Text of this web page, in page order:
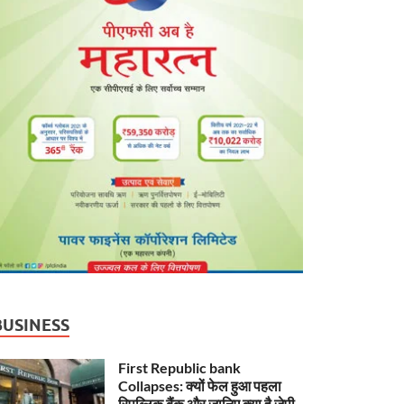
First Republic bank
Collapses: क्यों फेल हुआ पहला